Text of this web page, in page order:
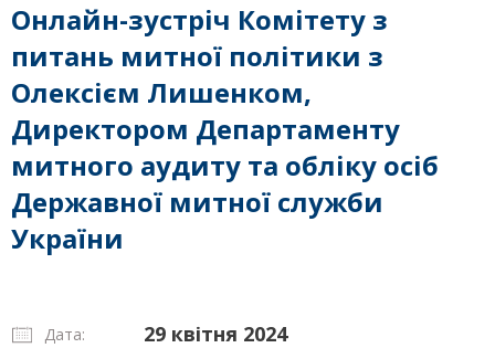
Онлайн-зустріч Комітету з
питань митної політики з
Олексієм Лишенком,
Директором Департаменту
митного аудиту та обліку осіб
Державної митної служби
України
Дата: 29 квітня 2024